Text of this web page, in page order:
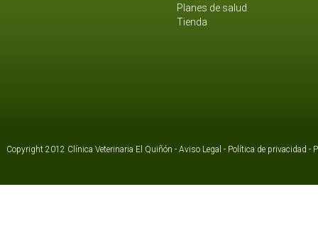
Planes de salud
Tienda
Copyright 2012 Clínica Veterinaria El Quiñón - Aviso Legal - Política de privacidad -